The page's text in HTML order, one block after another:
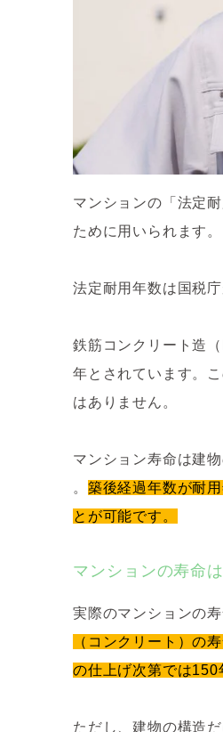
マンションの「法定
ために用いられます
法定耐用年数は国税
鉄筋コンクリート造
年とされています。
はありません。
マンション寿命は建
。 築後経過年数が耐
とが可能です。
マンションの寿命
実際のマンションの
（コンクリート）の
の仕上げ次第では
ただし、建物の構造